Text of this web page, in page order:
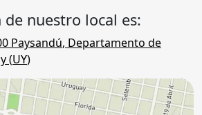
de nuestro local es:
Paysandú, Departamento de
(UY)